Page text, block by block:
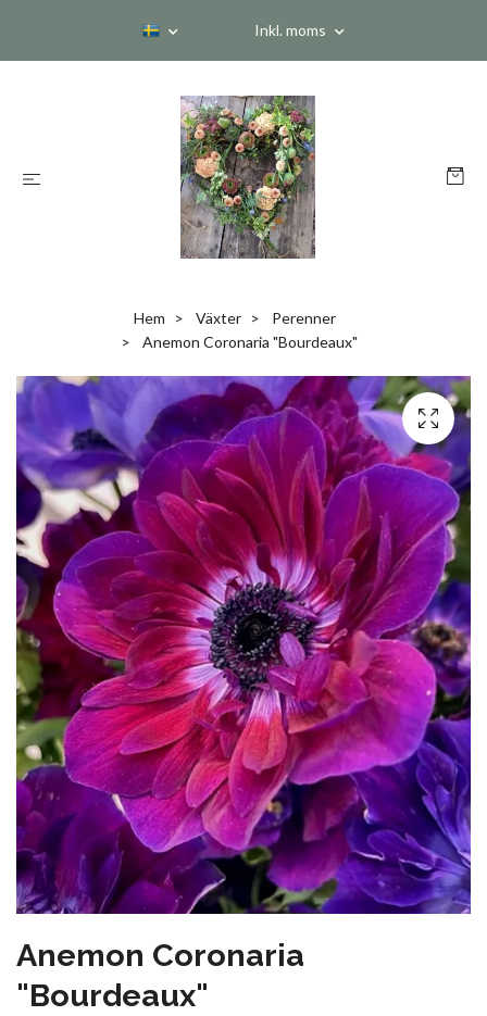
Inkl. moms
Hem Växter
Perenner
Anemon Coronaria "Bourdeaux"
Anemon Coronaria
"Bourdeaux"